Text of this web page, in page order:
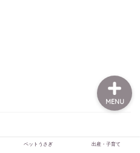
ペットうさぎ 出産・子育て
MENU